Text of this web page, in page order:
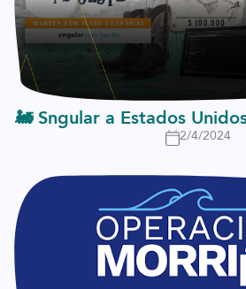
🚂 Sngular a Estados
2/4/2024